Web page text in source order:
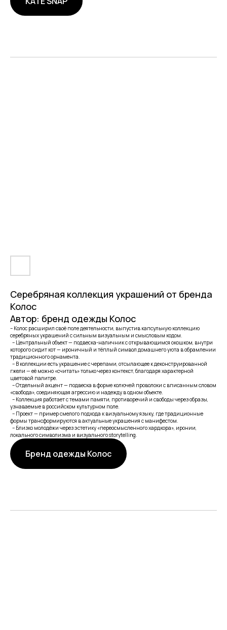
Серебряная коллекция украшений от бренда
Колос
Автор: бренд одежды Колос
– Колос расширил своё поле деятельности, выпустив капсульную коллекцию
серебряных украшений с сильным визуальным и смысловым кодом.
– Центральный объект — подвеска-наличник с открывающимся окошком, внутри
которого сидит кот — ироничный и тёплый символ домашнего уюта в обрамлении
традиционного орнамента.
– В коллекции есть украшение с черепами, отсылающее к деконструированной
гжели — её можно «считать» только через контекст, благодаря характерной
цветовой палитре.
– Отдельный акцент — подвеска в форме колючей проволоки с вписанным словом
«свобода», соединяющая агрессию и надежду в одном объекте.
– Коллекция работает с темами памяти, противоречий и свободы через образы,
узнаваемые в российском культурном поле.
– Проект — пример смелого подхода к визуальному языку, где традиционные
формы трансформируются в актуальные украшения с манифестом.
– Близко молодёжи через эстетику «переосмысленного хардкора», иронии,
локального символизма и визуального storytelling.
Бренд одежды Колос